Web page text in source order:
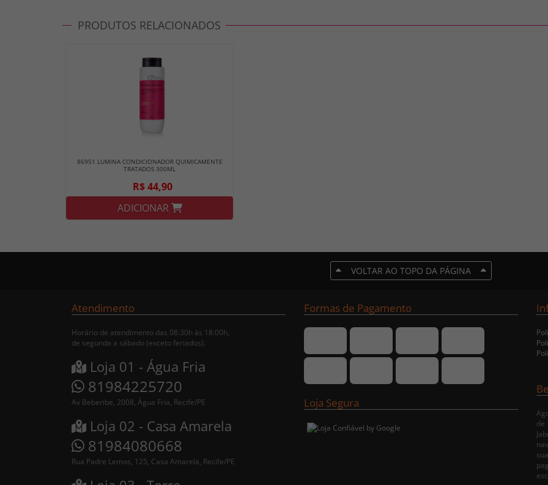
PRODUTOS RELACIONADOS
86951 LUMINA CONDICIONADOR QUIMICAMENTE
TRATADOS 300ML
R$ 44,90
ADICIONAR
VOLTAR AO TOPO DA PÁGINA
Atendimento
Horário de atendimento das 08:30h às 18:00h,
de segunda a sábado (exceto feriados).
Loja 01 - Água Fria
81984225720
Av Beberibe, 2008, Água Fria, Recife/PE
Loja 02 - Casa Amarela
81984080668
Rua Padre Lemos, 125, Casa Amarela, Recife/PE
Formas de Pagamento
Loja Segura
de